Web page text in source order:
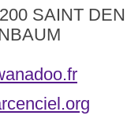
SAINT